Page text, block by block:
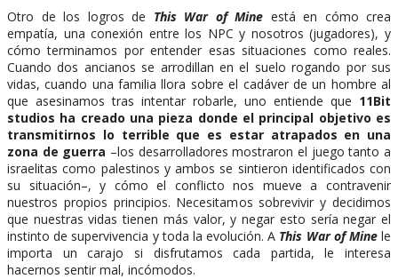
Otro de los logros de This War of Mine está en cómo crea
empatía, una conexión entre los NPC y nosotros (jugadores), y
cómo terminamos por entender esas situaciones como reales.
Cuando dos ancianos se arrodillan en el suelo rogando por sus
vidas, cuando una familia llora sobre el cadáver de un hombre al
que asesinamos tras intentar robarle, uno entiende que 11Bit
studios ha creado una pieza donde el principal objetivo es
transmitirnos lo terrible que es estar atrapados en una
zona de guerra –los desarrolladores mostraron el juego tanto a
israelitas como palestinos y ambos se sintieron identificados con
su situación–, y cómo el conflicto nos mueve a contravenir
nuestros propios principios. Necesitamos sobrevivir y decidimos
que nuestras vidas tienen más valor, y negar esto sería negar el
instinto de supervivencia y toda la evolución. A This War of Minele
importa un carajo si disfrutamos cada partida, le interesa
hacernos sentir mal, incómodos.